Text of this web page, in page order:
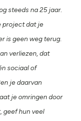
steeds na 25 jaar.
project dat je
is geen weg terug.
verliezen, dat
sociaal of
je daarvan
je omringen door
geef hun veel